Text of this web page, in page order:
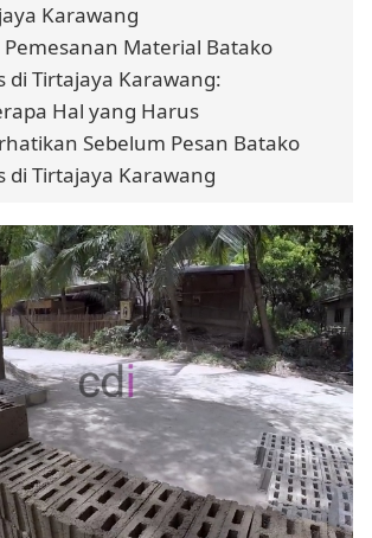
Karawang
Pemesanan Material Batako
di Tirtajaya Karawang:
Hal yang Harus
Sebelum Pesan Batako
di Tirtajaya Karawang